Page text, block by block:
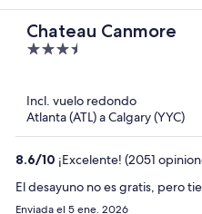
Chateau Canmore
3.5
5
Incl. vuelo redondo
Atlanta (ATL) a Calgary (YYC)
8.6/10 ¡Excelente! (2051
El desayuno no es gratis, pero
Enviada el 5 ene. 2026